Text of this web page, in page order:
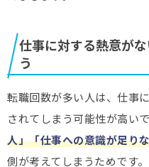
仕事に対する熱意が
う
転職回数が多い人は、仕事
されてしまう可能性が高いで
人」「仕事への意識が足り
側が考えてしまうためです。